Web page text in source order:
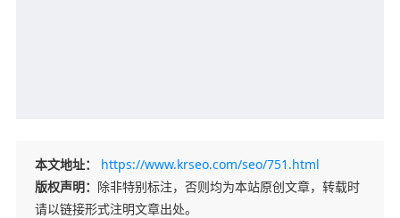
本文地址：
https://www.krseo.com/seo/751.html
版权声明： 除非特别标注，否则均为本站原创文章，转载时
请以链接形式注明文章出处。